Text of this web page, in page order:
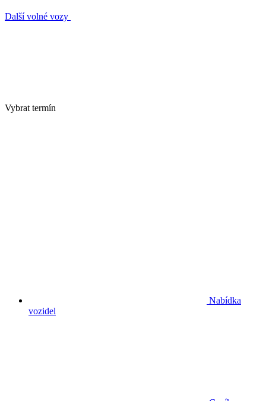
Další volné vozy
Vybrat termín
Nabídka
vozidel